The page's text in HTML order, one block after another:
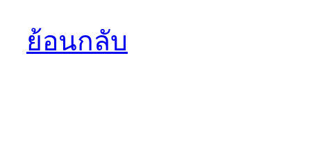
ย้อนกลับ